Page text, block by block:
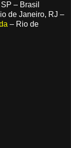
– Brasil
de Janeiro, RJ –
– Rio de